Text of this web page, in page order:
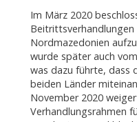
Im März 2020
Nordmazedonien
wurde später auch
was dazu führte, dass
beiden Länder
November 2020
Verhandlungsrahmen